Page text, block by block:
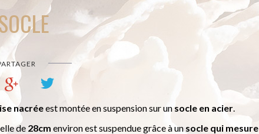
nacréeest montée en suspension sur un socle en acier
de 28cm environ est suspendue grâce à un socle qui mesure